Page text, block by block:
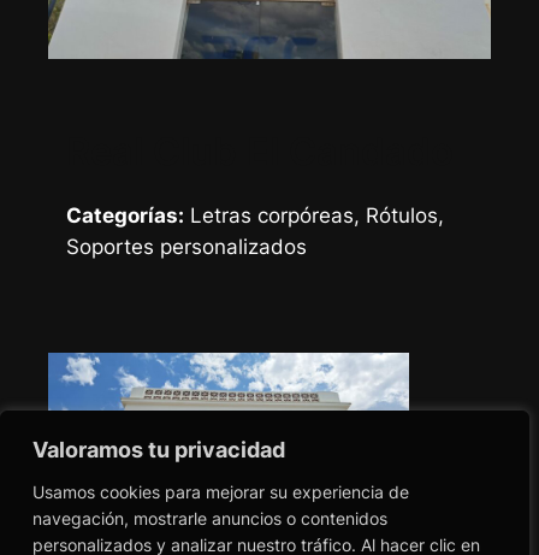
Valoramos tu privacidad
Usamos cookies para mejorar su experiencia de
navegación, mostrarle anuncios o contenidos
personalizados y analizar nuestro tráfico. Al hacer clic en
Categorías: Letras corpóreas, Rótulos,
Soportes personalizados